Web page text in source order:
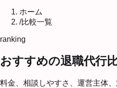
ホーム
/比較一覧
ranking
おすすめの退職代行
料金、相談しやすさ、運営主体